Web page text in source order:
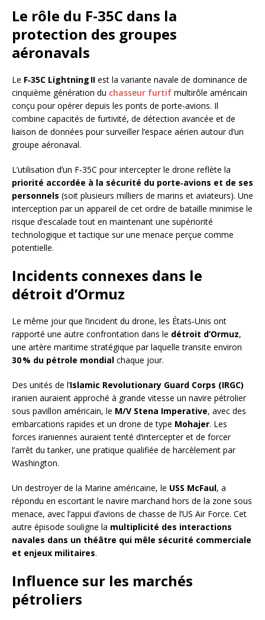
Le rôle du F‑35C dans la
protection des groupes
aéronavals
Le F‑35C Lightning II est la variante navale de dominance de
cinquième génération du chasseur furtif multirôle américain
conçu pour opérer depuis les ponts de porte‑avions. Il
combine capacités de furtivité, de détection avancée et de
liaison de données pour surveiller l’espace aérien autour d’un
groupe aéronaval.
L’utilisation d’un F‑35C pour intercepter le drone reflète la
priorité accordée à la sécurité du porte‑avions et de ses
personnels (soit plusieurs milliers de marins et aviateurs). Une
interception par un appareil de cet ordre de bataille minimise le
risque d’escalade tout en maintenant une supériorité
technologique et tactique sur une menace perçue comme
potentielle.
Incidents connexes dans le
détroit d’Ormuz
Le même jour que l’incident du drone, les États‑Unis ont
rapporté une autre confrontation dans le détroit d’Ormuz,
une artère maritime stratégique par laquelle transite environ
30 % du pétrole mondial chaque jour.
Des unités de l’Islamic Revolutionary Guard Corps (IRGC)
iranien auraient approché à grande vitesse un navire pétrolier
sous pavillon américain, le M/V Stena Imperative, avec des
embarcations rapides et un drone de type Mohajer. Les
forces iraniennes auraient tenté d’intercepter et de forcer
l’arrêt du tanker, une pratique qualifiée de harcèlement par
Washington.
Un destroyer de la Marine américaine, le USS McFaul, a
répondu en escortant le navire marchand hors de la zone sous
menace, avec l’appui d’avions de chasse de l’US Air Force. Cet
autre épisode souligne la multiplicité des interactions
navales dans un théâtre qui mêle sécurité commerciale
et enjeux militaires.
Influence sur les marchés
pétroliers